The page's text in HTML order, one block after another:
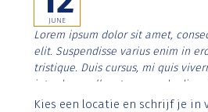
JUNE
Lorem ipsum dolor sit amet,
elit. Suspendisse varius enim in
tristique. Duis cursus, mi quis
interdum nulla, ut commodo diam
Aenean faucibus nibh et justo
Kies een locatie en schrijf je in